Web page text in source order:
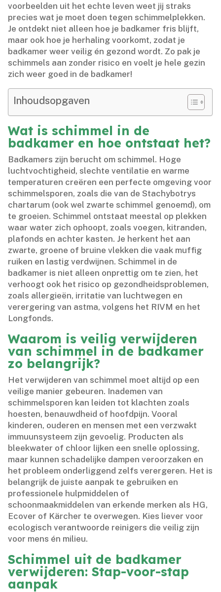
voorbeelden uit het echte leven weet jij straks
precies wat je moet doen tegen schimmelplekken.​
Je ontdekt niet alleen hoe je badkamer fris blijft,
maar ook hoe je herhaling voorkomt, zodat je
badkamer weer veilig én gezond wordt.​ Zo pak je
schimmels aan zonder risico en voelt je hele gezin
zich weer goed in de badkamer!
Inhoudsopgaven
Wat is schimmel in de
badkamer en hoe ontstaat het?
Badkamers zijn berucht om schimmel.​ Hoge
luchtvochtigheid, slechte ventilatie en warme
temperaturen creëren een perfecte omgeving voor
schimmelsporen, zoals die van de Stachybotrys
chartarum (ook wel zwarte schimmel genoemd), om
te groeien.​ Schimmel ontstaat meestal op plekken
waar water zich ophoopt, zoals voegen, kitranden,
plafonds en achter kasten.​ Je herkent het aan
zwarte, groene of bruine vlekken die vaak muffig
ruiken en lastig verdwijnen.​ Schimmel in de
badkamer is niet alleen onprettig om te zien, het
verhoogt ook het risico op gezondheidsproblemen,
zoals allergieën, irritatie van luchtwegen en
verergering van astma, volgens het RIVM en het
Longfonds.​
Waarom is veilig verwijderen
van schimmel in de badkamer
zo belangrijk?
Het verwijderen van schimmel moet altijd op een
veilige manier gebeuren.​ Inademen van
schimmelsporen kan leiden tot klachten zoals
hoesten, benauwdheid of hoofdpijn.​ Vooral
kinderen, ouderen en mensen met een verzwakt
immuunsysteem zijn gevoelig.​ Producten als
bleekwater of chloor lijken een snelle oplossing,
maar kunnen schadelijke dampen veroorzaken en
het probleem onderliggend zelfs verergeren.​ Het is
belangrijk de juiste aanpak te gebruiken en
professionele hulpmiddelen of
schoonmaakmiddelen van erkende merken als HG,
Ecover of Kärcher te overwegen.​ Kies liever voor
ecologisch verantwoorde reinigers die veilig zijn
voor mens én milieu.​
Schimmel uit de badkamer
verwijderen: Stap-voor-stap
aanpak